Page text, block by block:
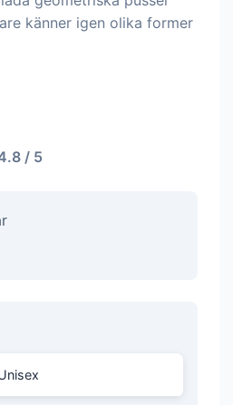
känner igen olika former
/ 5